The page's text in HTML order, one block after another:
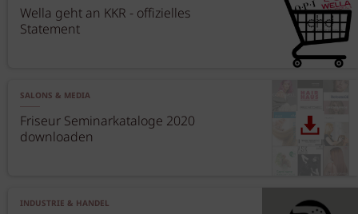
Wella geht an KKR - offizielles
Statement
SALONS & MEDIA
Friseur Seminarkataloge 2020
downloaden
INDUSTRIE & HANDEL